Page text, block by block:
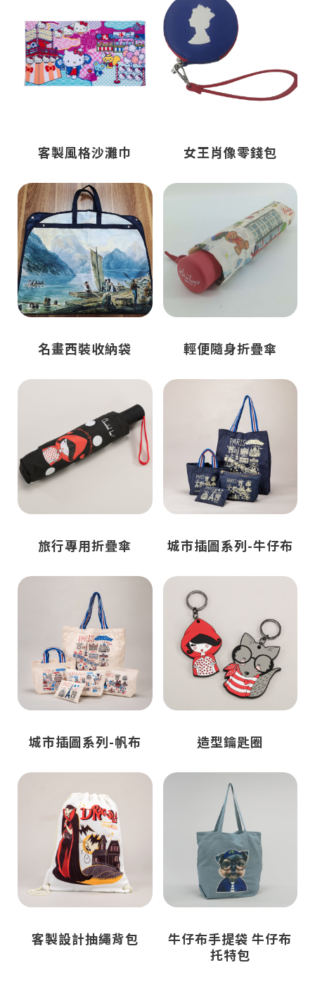
客製風格沙灘巾 女王肖像零錢包
名畫西裝收納袋 輕便隨身折疊傘
旅行專用折疊傘 城市插圖系列-牛仔布
城市插圖系列-帆布 造型鑰匙圈
客製設計抽繩背包
牛仔布手提袋 牛仔布
托特包